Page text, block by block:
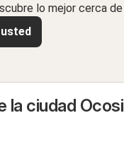
lo mejor cerca
la ciudad